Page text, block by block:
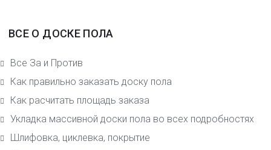
ВСЕ О ДОСКЕ ПОЛА
Все За и Против
Как правильно заказать доску пола
Как расчитать площадь заказа
Укладка массивной доски пола во всех подробностях
Шлифовка, циклевка, покрытие